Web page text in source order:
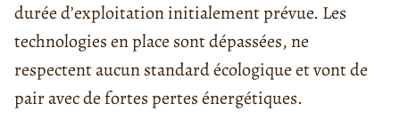
durée d’exploitation initialement prévue. Les
technologies en place sont dépassées, ne
respectent aucun standard écologique et vont de
pair avec de fortes pertes énergétiques.